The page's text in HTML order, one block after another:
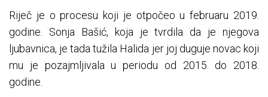
Riječ je o procesu koji je otpočeo u februaru 2019.
godine. Sonja Bašić, koja je tvrdila da je njegova
ljubavnica, je tada tužila Halida jer joj duguje novac koji
mu je pozajmljivala u periodu od 2015. do 2018.
godine.